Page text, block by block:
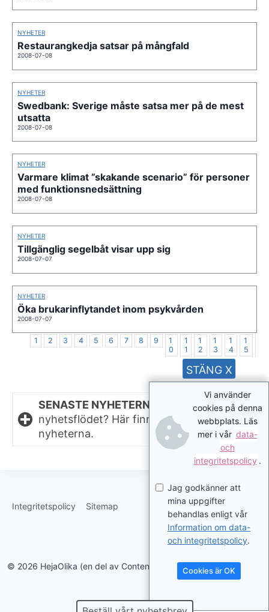
NYHETER
Restaurangkedja satsar på mångfald
2008-07-08
NYHETER
Swedbank: Sverige måste satsa mer på de mest
utsatta
2008-07-08
NYHETER
Varmare klimat ”skakande scenario” för personer
med funktionsnedsättning
2008-07-08
NYHETER
Tillgänglig segelbåt visar upp sig
2008-07-07
NYHETER
Öka brukarinflytandet inom psykvården
2008-07-07
1 2 3 4 5 6 7 8 9
1
0
1
1
1
2
1
3
1
4
1
5
SENASTE NYHETERNA.
Missat något i
nyhetsflödet? Här finns de senaste
nyheterna.
Integritetspolicy Sitemap
© 2026 HejaOlika (en del av Contentverkstan.se)
Vi använder
cookies på denna
webbplats. Läs
mer i vår data-
och
integritetspolicy .
Jag godkänner att
mina uppgifter
behandlas enligt vår
Information om data-
och integritetspolicy.
Cookies är OK
STÄNG X